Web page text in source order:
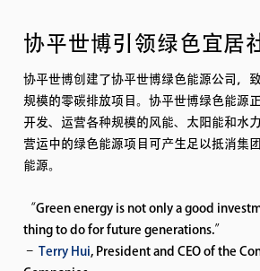
协平世博引领绿色宜居
协平世博创建了协平世博绿色能源公司，
规模的零碳排放项目。协平世博绿色能源
开发、运营各种规模的风能、太阳能和水
营运中的绿色能源项目可产生足以抵消集
能源。
“Green energy is not only a good
thing to do for future generations.”
–Terry Hui, President and CEO of the